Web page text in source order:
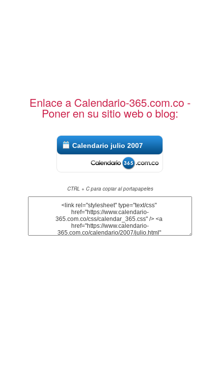
Enlace a Calendario-365.com.co -
Poner en su sitio web o blog:
Calendario julio 2007
CTRL + C para copiar al portapapeles